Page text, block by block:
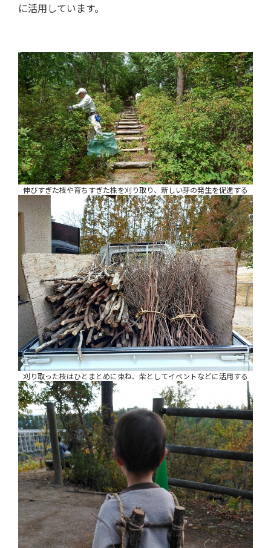
に活用しています。
伸びすぎた枝や育ちすぎた株を刈り取り、新しい芽の発生を促進する
刈り取った枝はひとまとめに束ね、柴としてイベントなどに活用する